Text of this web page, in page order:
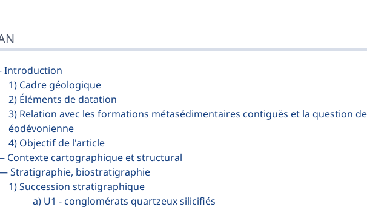
Introduction
1) Cadre géologique
2) Éléments de datation
3) Relation avec les formations métasédimentaires contiguës et la question
éodévonienne
4) Objectif de l'article
Contexte cartographique et structural
Stratigraphie, biostratigraphie
1) Succession stratigraphique
a) U1 - conglomérats quartzeux silicifiés